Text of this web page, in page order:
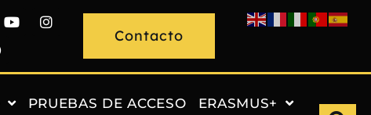
Contacto
PRUEBAS DE ACCESO ERASMUS+